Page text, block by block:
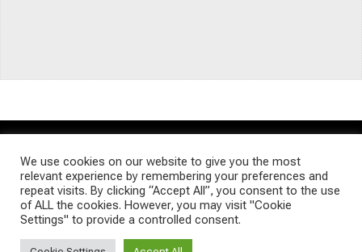
TERMS AND CONDITIONS PRIVACY POLICY SITEMAP
© Emigrants Life WordPress Theme by TagDiv
We use cookies on our website to give you the most
relevant experience by remembering your preferences and
repeat visits. By clicking “Accept All”, you consent to the use
of ALL the cookies. However, you may visit "Cookie
Settings" to provide a controlled consent.